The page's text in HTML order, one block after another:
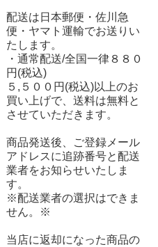
配送は日本郵便・佐川急
便・ヤマト運輸でお送りい
たします。
・通常配送/全国一律８８０
円(税込)
５,５００円(税込)以上のお
買い上げで、送料は無料と
させていただきます。
商品発送後、ご登録メール
アドレスに追跡番号と配送
業者をお知らせいたしま
す。
※配送業者の選択はできま
せん。※
当店に返却になった商品の